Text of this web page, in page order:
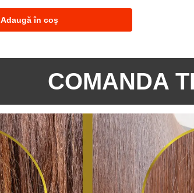
Adaugă în coș
COMANDA